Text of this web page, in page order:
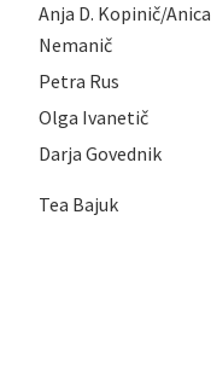
Anja D. Kopinič/Anica
Nemanič
Petra Rus
Olga Ivanetič
Darja Govednik
Tea Bajuk